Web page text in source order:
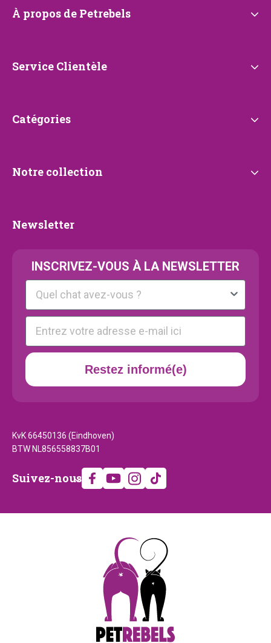
À
Petrebels
À propos de Petrebels
Service
Service Clientèle
Catégories
Catégories
Notre
Notre collection
Newsletter
Newsletter
INSCRIVEZ-VOUS À LA NEWSLETTER
Kattenras
E-mail
Restez informé(e)
KvK 66450136 (Eindhoven)
BTW NL856558837B01
Suivez-
Suivez-nous